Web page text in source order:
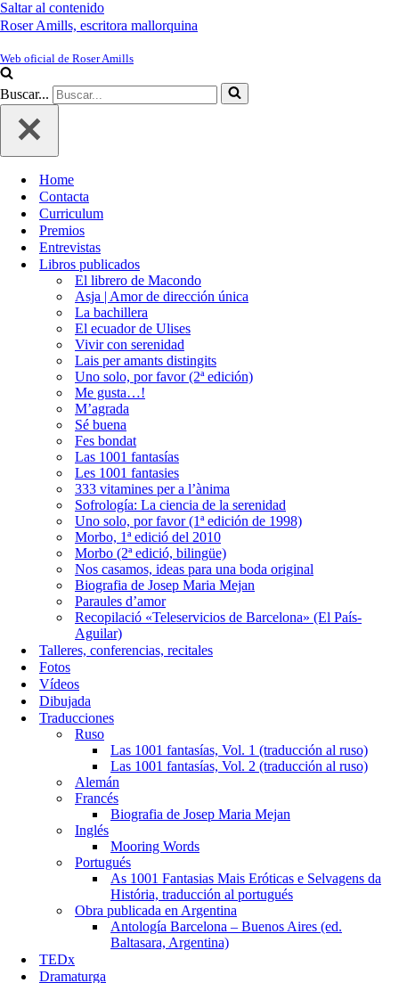
Saltar al contenido
Roser Amills, escritora mallorquina
Web oficial de Roser Amills
Buscar...
Home
Contacta
Curriculum
Premios
Entrevistas
Libros publicados
El librero de Macondo
Asja | Amor de dirección única
La bachillera
El ecuador de Ulises
Vivir con serenidad
Lais per amants distingits
Uno solo, por favor (2ª edición)
Me gusta…!
M’agrada
Sé buena
Fes bondat
Las 1001 fantasías
Les 1001 fantasies
333 vitamines per a l’ànima
Sofrología: La ciencia de la serenidad
Uno solo, por favor (1ª edición de 1998)
Morbo, 1ª edició del 2010
Morbo (2ª edició, bilingüe)
Nos casamos, ideas para una boda original
Biografia de Josep Maria Mejan
Paraules d’amor
Recopilació «Teleservicios de Barcelona» (El País-
Aguilar)
Talleres, conferencias, recitales
Fotos
Vídeos
Dibujada
Traducciones
Ruso
Las 1001 fantasías, Vol. 1 (traducción al ruso)
Las 1001 fantasías, Vol. 2 (traducción al ruso)
Alemán
Francés
Biografia de Josep Maria Mejan
Inglés
Mooring Words
Portugués
As 1001 Fantasias Mais Eróticas e Selvagens da
História, traducción al portugués
Obra publicada en Argentina
Antología Barcelona – Buenos Aires (ed.
Baltasara, Argentina)
TEDx
Dramaturga